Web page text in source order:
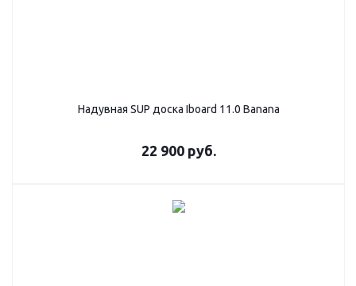
Надувная SUP доска Iboard 11.0 Banana
22 900 руб.